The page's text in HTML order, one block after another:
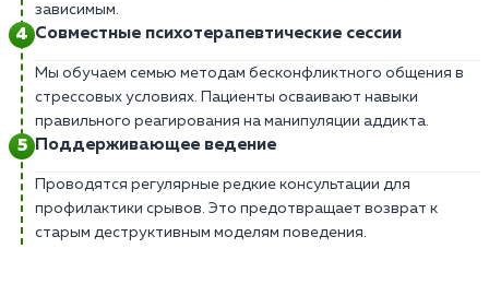
зависимым.
Совместные психотерапевтические сессии
Мы обучаем семью методам бесконфликтного общения в
стрессовых условиях. Пациенты осваивают навыки
правильного реагирования на манипуляции аддикта.
Поддерживающее ведение
Проводятся регулярные редкие консультации для
профилактики срывов. Это предотвращает возврат к
старым деструктивным моделям поведения.